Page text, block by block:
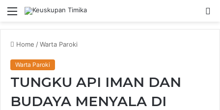
Menu
Home /Warta Paroki
Warta Paroki
TUNGKU API IMAN DAN
BUDAYA MENYALA DI